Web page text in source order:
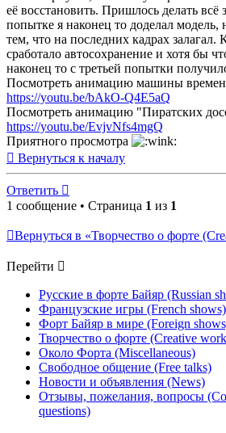
её восстановить. Пришлось делать всё
попытке я наконец то доделал модель,
тем, что на последних кадрах
сработало автосохранение и хотя бы
наконец то с третьей попытки
Посмотреть анимацию машины
https://youtu.be/bAkO-Q4E5aQ
Посмотреть анимацию "Пиратских
https://youtu.be/EvjvNfs4mgQ
Приятного просмотра
Вернуться к началу
Ответить
1 сообщение • Страница 1 из 1
Вернуться в «Творчество о форте
Перейти
Русские в форте Байяр (Russian
Французские игры (French shows)
Форт Байяр в мире (Foreign
Творчество о форте (Creative
Около Форта (Miscellaneous)
Свободное общение (Free talks)
Новости и объявления (News)
Отзывы, пожелания, вопросы
questions)